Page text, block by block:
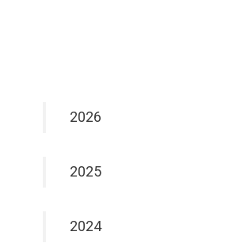
2026
2025
2024